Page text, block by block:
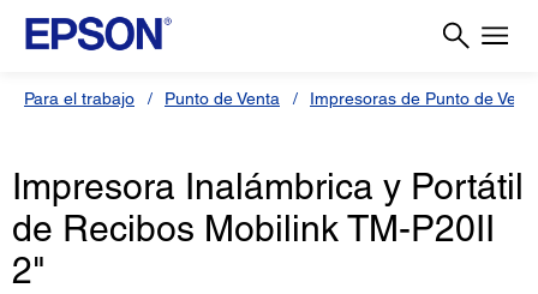
Para el trabajo Punto de Venta Impresoras de Punto de
Impresora Inalámbrica y Portátil
de Recibos Mobilink TM-P20II
2"